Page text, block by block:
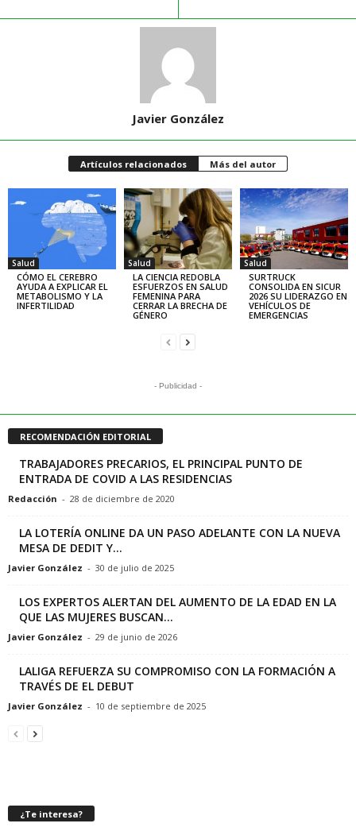
Javier González
Artículos relacionados Más del autor
Salud
CÓMO EL CEREBRO
AYUDA A EXPLICAR EL
METABOLISMO Y LA
INFERTILIDAD
Salud
LA CIENCIA REDOBLA
ESFUERZOS EN SALUD
FEMENINA PARA
CERRAR LA BRECHA DE
GÉNERO
Salud
SURTRUCK
CONSOLIDA EN SICUR
2026 SU LIDERAZGO EN
VEHÍCULOS DE
EMERGENCIAS
- Publicidad -
RECOMENDACIÓN EDITORIAL
TRABAJADORES PRECARIOS, EL PRINCIPAL PUNTO DE
ENTRADA DE COVID A LAS RESIDENCIAS
Redacción - 28 de diciembre de 2020
LA LOTERÍA ONLINE DA UN PASO ADELANTE CON LA NUEVA
MESA DE DEDIT Y...
Javier González - 30 de julio de 2025
LOS EXPERTOS ALERTAN DEL AUMENTO DE LA EDAD EN LA
QUE LAS MUJERES BUSCAN...
Javier González - 29 de junio de 2026
LALIGA REFUERZA SU COMPROMISO CON LA FORMACIÓN A
TRAVÉS DE EL DEBUT
Javier González - 10 de septiembre de 2025
¿Te interesa?